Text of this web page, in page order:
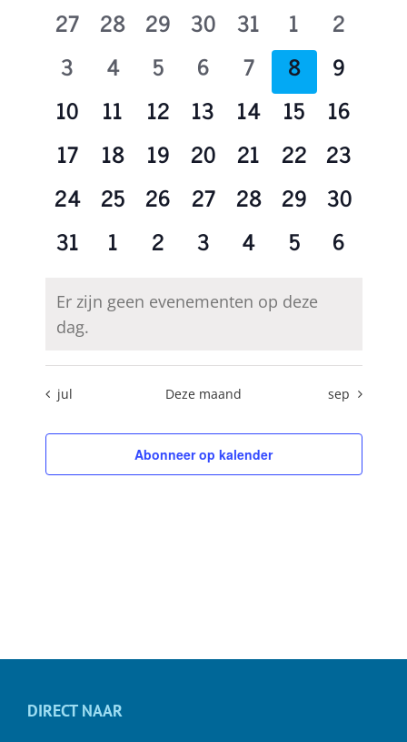
navigatie
Evenementen
0
evenementen
27
0
evenementen
28 0
evenementen
29
0
evenementen
30
0
evenementen
31
0
evenementen
1
0
2
0
evenementen
3
0
evenementen
4
0
evenementen
5
0
evenementen
6
0
evenementen
7
0
evenementen
8
0
9
0
evenementen
10
0
evenementen
11
0
evenementen
12
0
evenementen
13
0
evenementen
14
0
evenementen
15
0
16
0
evenementen
17
0
evenementen
18
0
evenementen
19
0
evenementen
20
0
evenementen
21
0
evenementen
22 0
23
0
evenementen
24 0
evenementen
25 0
evenementen
26
0
evenementen
27 0
evenementen
28 0
evenementen
29 0
30
0
31
0
1
0
2
0
3
0
4
0
5
0
6
Bericht
Er zijn geen evenementen op deze
dag.
jul Deze maand sep
Abonneer op kalender
DIRECT NAAR